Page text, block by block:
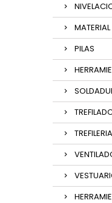
PILAS
TREFILERIA